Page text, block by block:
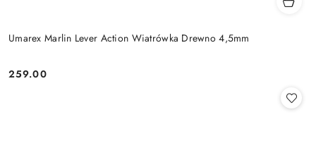
Umarex Marlin Lever Action Wiatrówka Drewno 4,5mm
Cena:
259.00